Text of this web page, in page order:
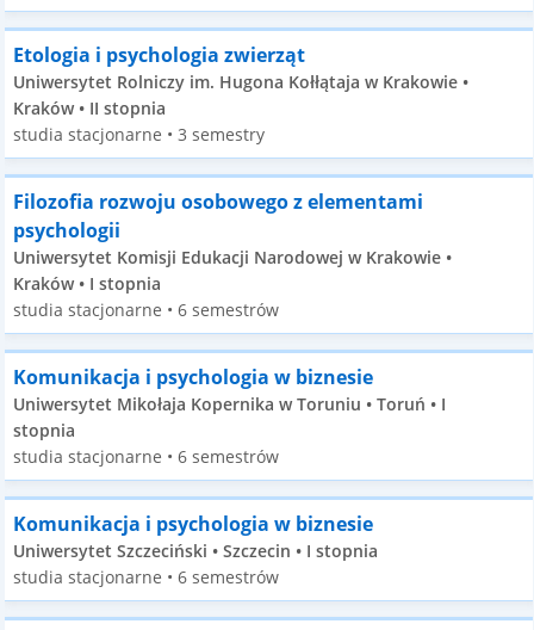
Etologia i psychologia zwierząt
Uniwersytet Rolniczy im. Hugona Kołłątaja w Krakowie •
Kraków • II stopnia
studia stacjonarne • 3 semestry
Filozofia rozwoju osobowego z elementami
psychologii
Uniwersytet Komisji Edukacji Narodowej w Krakowie •
Kraków • I stopnia
studia stacjonarne • 6 semestrów
Komunikacja i psychologia w biznesie
Uniwersytet Mikołaja Kopernika w Toruniu • Toruń • I
stopnia
studia stacjonarne • 6 semestrów
Komunikacja i psychologia w biznesie
Uniwersytet Szczeciński • Szczecin • I stopnia
studia stacjonarne • 6 semestrów